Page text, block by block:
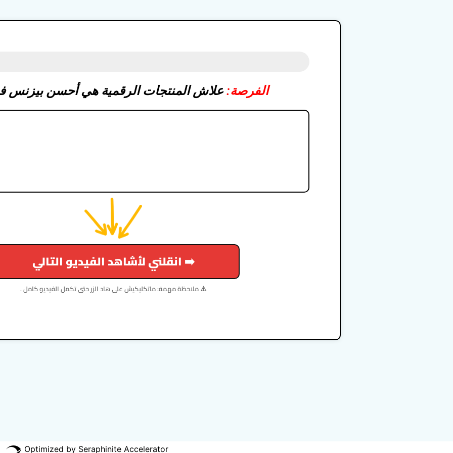
الفرصة:علاش المنتجات الرقمية هي أحسن بيزنس فـ
انقلني لأشاهد الفيديو التالي ➡️
⚠️ ملاحظة مهمة: ماتكليكيش على هاد الزر حتى تكمل الفيديو كامل .
Optimized by Seraphinite Accelerator